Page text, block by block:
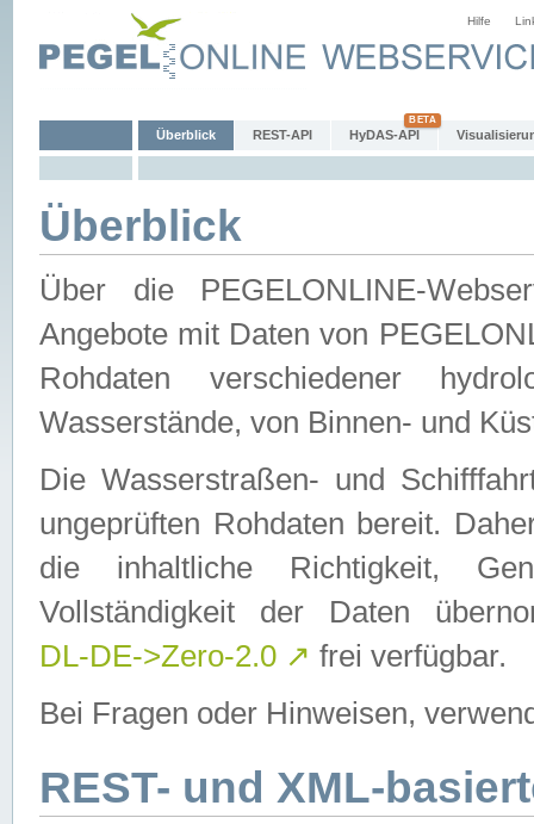
Hilfe
Überblick REST-API HyDAS-API
Überblick
Über die PEGELONLINE-
Angebote mit Daten von
Rohdaten verschiedener
Wasserstände, von Binnen- und
Die Wasserstraßen- und
ungeprüften Rohdaten bereit.
die inhaltliche Richtigkeit,
Vollständigkeit der Daten
DL-DE->Zero-2.0 ↗ frei verfügbar.
Bei Fragen oder Hinweisen,
REST- und XML-